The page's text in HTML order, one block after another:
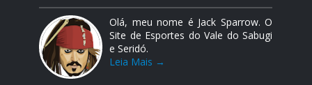
Olá, meu nome é Jack Sparrow. O
Site de Esportes do Vale do Sabugi
e Seridó.
Leia Mais →